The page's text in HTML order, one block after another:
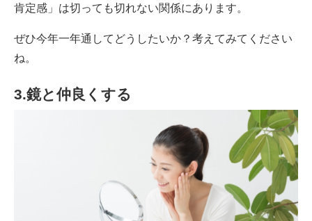
肯定感」は切っても切れない関係にあります。
ぜひ今年一年通してどうしたいか？考えてみてください
ね。
3.鏡と仲良くする